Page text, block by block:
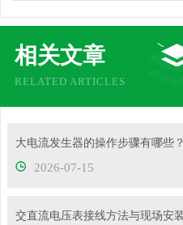
相关文章
RELATED ARTICLES
大电流发生器的操作步骤有哪些？
2026-07-15